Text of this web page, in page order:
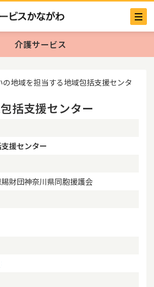
介護サービス
の地域を担当する地域包括支援センタ
括支援センター
援センター
財団神奈川県同胞援護会